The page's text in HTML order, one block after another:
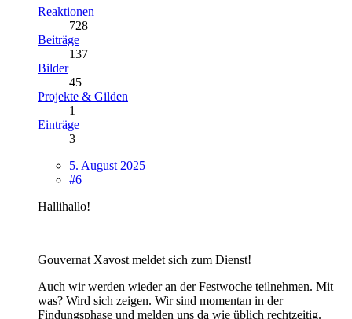
Reaktionen
728
Beiträge
137
Bilder
45
Projekte & Gilden
1
Einträge
3
5. August 2025
#6
Hallihallo!
Gouvernat Xavost meldet sich zum Dienst!
Auch wir werden wieder an der Festwoche teilnehmen. Mit
was? Wird sich zeigen. Wir sind momentan in der
Findungsphase und melden uns da wie üblich rechtzeitig.